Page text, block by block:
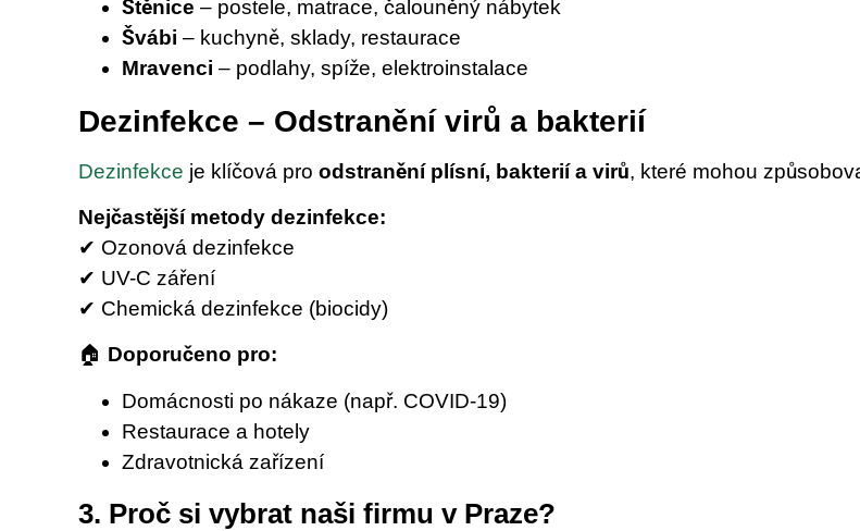
Štěnice – postele, matrace, čalouněný nábytek
Švábi – kuchyně, sklady, restaurace
Mravenci – podlahy, spíže, elektroinstalace
Dezinfekce – Odstranění virů a bakterií
Dezinfekce je klíčová pro odstranění plísní, bakterií a virů, které mohou
Nejčastější metody dezinfekce:
✔ Ozonová dezinfekce
✔ UV-C záření
✔ Chemická dezinfekce (biocidy)
🏠 Doporučeno pro:
Domácnosti po nákaze (např. COVID-19)
Restaurace a hotely
Zdravotnická zařízení
3. Proč si vybrat naši firmu v Praze?